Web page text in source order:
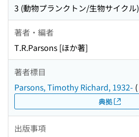
3 (動物プランクトン/生物サイクル)
著者・編者
T.R.Parsons [ほか著]
著者標目
Parsons, Timothy Richard, 1932- (
典拠
出版事項